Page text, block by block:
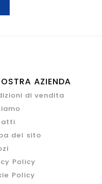
AZIENDA
di vendita
del sito
Policy
Policy